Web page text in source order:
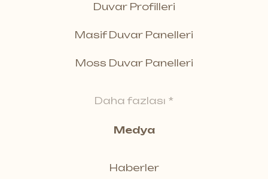
Duvar Profilleri
Masif Duvar Panelleri
Moss Duvar Panelleri
Daha fazlası *
Medya
Haberler